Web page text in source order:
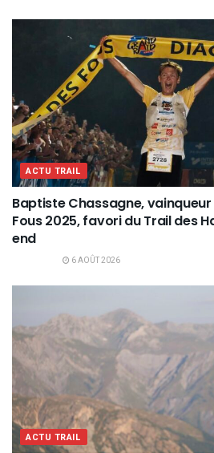
ACTU TRAIL
Baptiste Chassagne,
Fous 2025, favori du Trail des
end
6 AOÛT 2026
ACTU TRAIL